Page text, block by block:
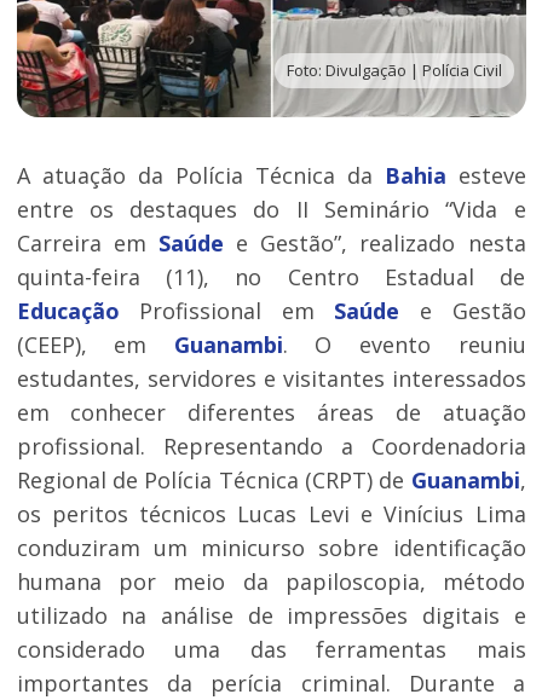
Foto: Divulgação | Polícia Civil
A atuação da Polícia Técnica da Bahia esteve
entre os destaques do II Seminário “Vida e
Carreira em Saúde e Gestão”, realizado nesta
quinta-feira (11), no Centro Estadual de
Educação Profissional em Saúde e Gestão
(CEEP), em Guanambi. O evento reuniu
estudantes, servidores e visitantes interessados
em conhecer diferentes áreas de atuação
profissional. Representando a Coordenadoria
Regional de Polícia Técnica (CRPT) de Guanambi,
os peritos técnicos Lucas Levi e Vinícius Lima
conduziram um minicurso sobre identificação
humana por meio da papiloscopia, método
utilizado na análise de impressões digitais e
considerado uma das ferramentas mais
importantes da perícia criminal. Durante a